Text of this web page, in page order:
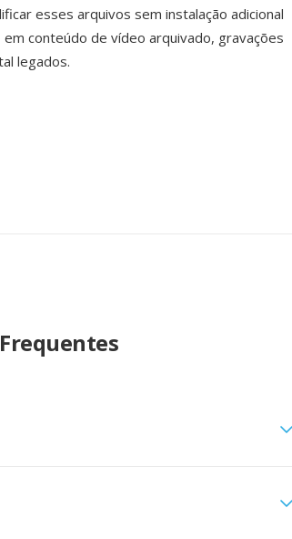
esses arquivos sem instalação adicional
conteúdo de vídeo arquivado, gravações
legados.